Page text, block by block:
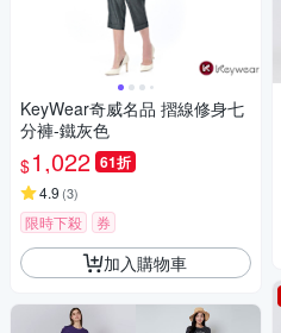
KeyWear奇威名品 摺線修身七
分褲-鐵灰色
$1,022 61折
4.9 (3)
限時下殺 券
加入購物車